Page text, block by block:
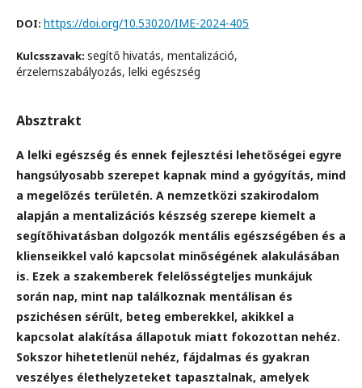
DOI: https://doi.org/10.53020/IME-2024-405
Kulcsszavak: segítő hivatás, mentalizáció,
érzelemszabályozás, lelki egészség
Absztrakt
A lelki egészség és ennek fejlesztési lehetőségei egyre
hangsúlyosabb szerepet kapnak mind a gyógyítás, mind
a megelőzés területén. A nemzetközi szakirodalom
alapján a mentalizációs készség szerepe kiemelt a
segítőhivatásban dolgozók mentális egészségében és a
klienseikkel való kapcsolat minőségének alakulásában
is. Ezek a szakemberek felelősségteljes munkájuk
során nap, mint nap találkoznak mentálisan és
pszichésen sérült, beteg emberekkel, akikkel a
kapcsolat alakítása állapotuk miatt fokozottan nehéz.
Sokszor hihetetlenül nehéz, fájdalmas és gyakran
veszélyes élethelyzeteket tapasztalnak, amelyek